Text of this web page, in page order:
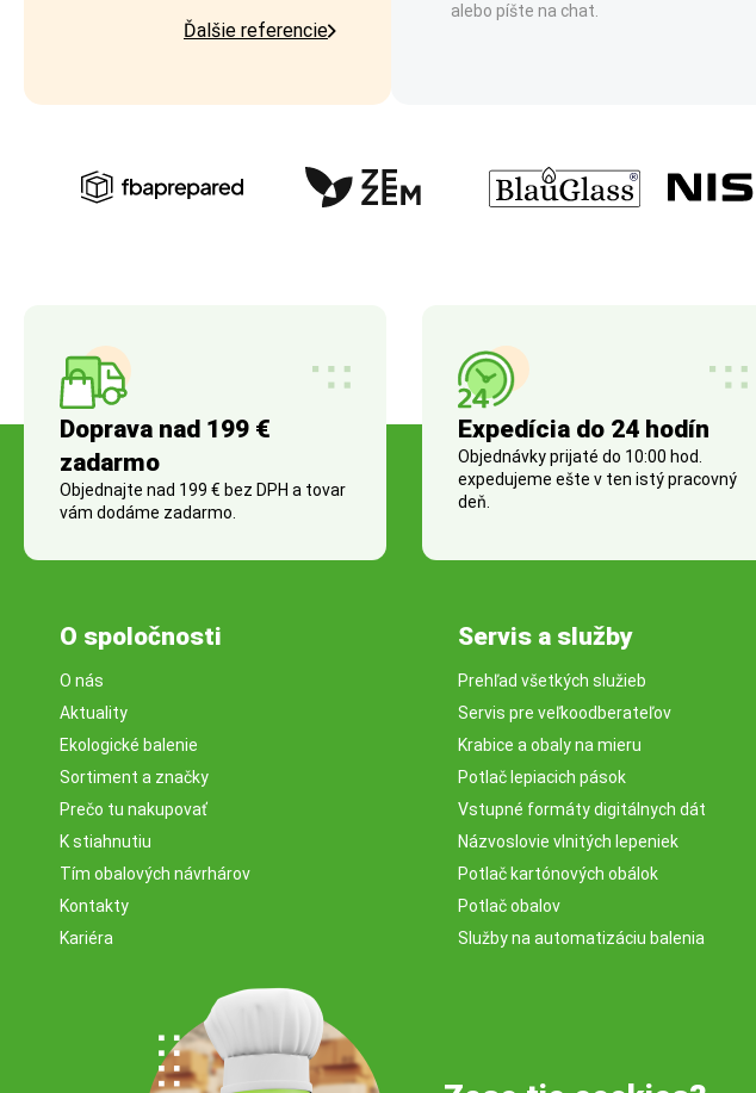
Ďalšie referencie
alebo píšte na chat.
Doprava nad 199 €
zadarmo
Objednajte nad 199 € bez DPH a tovar
vám dodáme zadarmo.
Expedícia do 24 hodín
Objednávky prijaté do 10:00 hod.
expedujeme ešte v ten istý pracovný
deň.
O spoločnosti
O nás
Aktuality
Ekologické balenie
Sortiment a značky
Prečo tu nakupovať
K stiahnutiu
Tím obalových návrhárov
Kontakty
Kariéra
Servis a služby
Prehľad všetkých služieb
Servis pre veľkoodberateľov
Krabice a obaly na mieru
Potlač lepiacich pások
Vstupné formáty digitálnych dát
Názvoslovie vlnitých lepeniek
Potlač kartónových obálok
Potlač obalov
Služby na automatizáciu balenia